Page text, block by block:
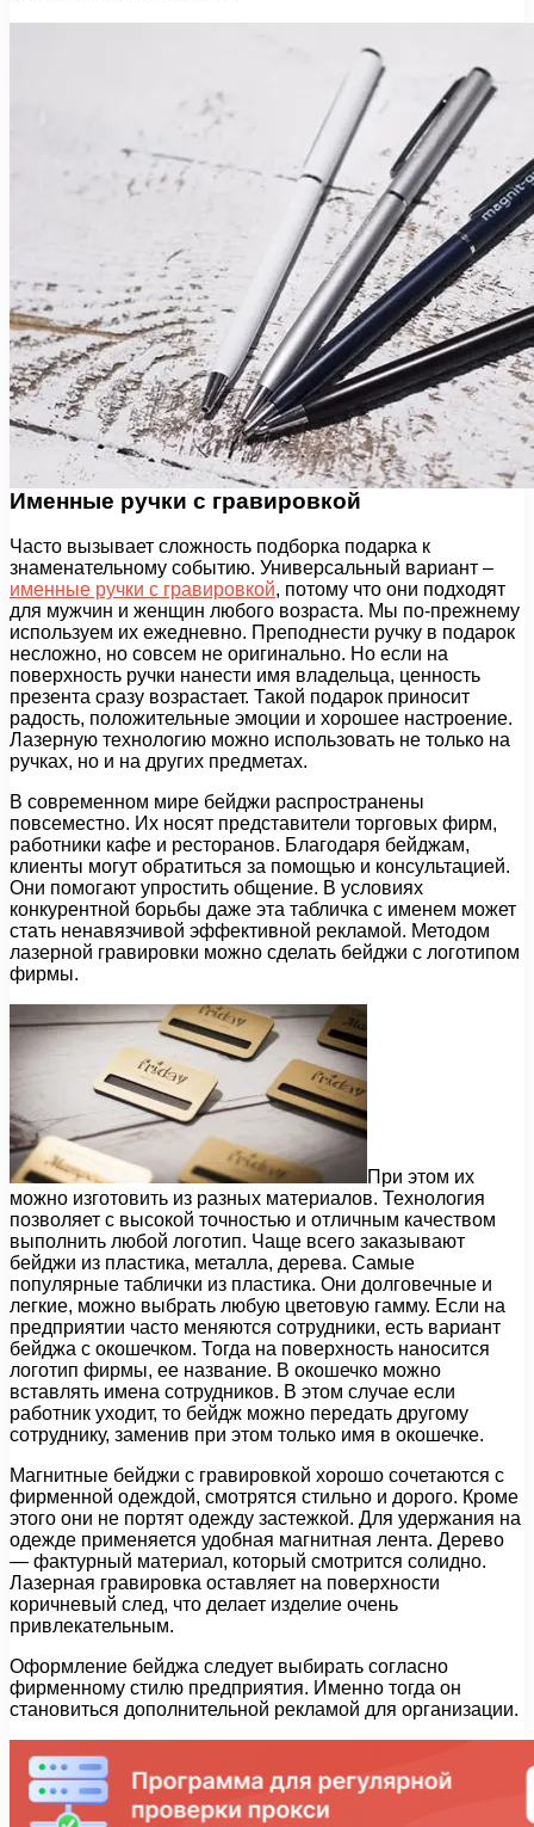
Именные ручки с гравировкой
Часто вызывает сложность подборка подарка к
знаменательному событию. Универсальный вариант –
именные ручки с гравировкой, потому что они подходят
для мужчин и женщин любого возраста. Мы по-прежнему
используем их ежедневно. Преподнести ручку в подарок
несложно, но совсем не оригинально. Но если на
поверхность ручки нанести имя владельца, ценность
презента сразу возрастает. Такой подарок приносит
радость, положительные эмоции и хорошее настроение.
Лазерную технологию можно использовать не только на
ручках, но и на других предметах.
В современном мире бейджи распространены
повсеместно. Их носят представители торговых фирм,
работники кафе и ресторанов. Благодаря бейджам,
клиенты могут обратиться за помощью и консультацией.
Они помогают упростить общение. В условиях
конкурентной борьбы даже эта табличка с именем может
стать ненавязчивой эффективной рекламой. Методом
лазерной гравировки можно сделать бейджи с логотипом
фирмы.
При этом их
можно изготовить из разных материалов. Технология
позволяет с высокой точностью и отличным качеством
выполнить любой логотип. Чаще всего заказывают
бейджи из пластика, металла, дерева. Самые
популярные таблички из пластика. Они долговечные и
легкие, можно выбрать любую цветовую гамму. Если на
предприятии часто меняются сотрудники, есть вариант
бейджа с окошечком. Тогда на поверхность наносится
логотип фирмы, ее название. В окошечко можно
вставлять имена сотрудников. В этом случае если
работник уходит, то бейдж можно передать другому
сотруднику, заменив при этом только имя в окошечке.
Магнитные бейджи с гравировкой хорошо сочетаются с
фирменной одеждой, смотрятся стильно и дорого. Кроме
этого они не портят одежду застежкой. Для удержания на
одежде применяется удобная магнитная лента. Дерево
— фактурный материал, который смотрится солидно.
Лазерная гравировка оставляет на поверхности
коричневый след, что делает изделие очень
привлекательным.
Оформление бейджа следует выбирать согласно
фирменному стилю предприятия. Именно тогда он
становиться дополнительной рекламой для организации.